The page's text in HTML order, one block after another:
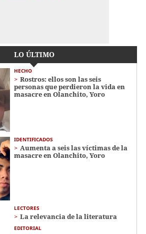
LO ÚLTIMO
HECHO
Rostros: ellos son las seis
personas que perdieron la vida en
masacre en Olanchito, Yoro
IDENTIFICADOS
Aumenta a seis las víctimas de la
masacre en Olanchito, Yoro
LECTORES
La relevancia de la literatura
EDITORIAL